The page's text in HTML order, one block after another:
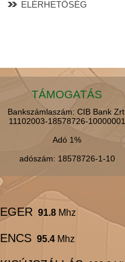
ELÉRHETŐSÉG
TÁMOGATÁS
Bankszámlaszám: CIB Bank Zrt.
11102003-18578726-10000001
Adó 1%
adószám: 18578726-1-10
EGER 91.8Mhz
ENCS 95.4Mhz